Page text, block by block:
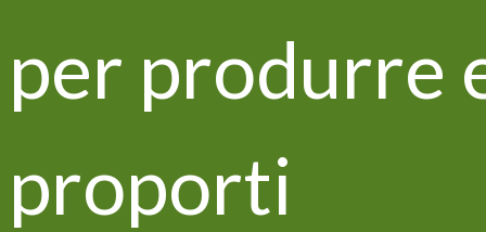
Il progetto Life Vitisom al
convegno Life Zeowine
per produrre
proporti